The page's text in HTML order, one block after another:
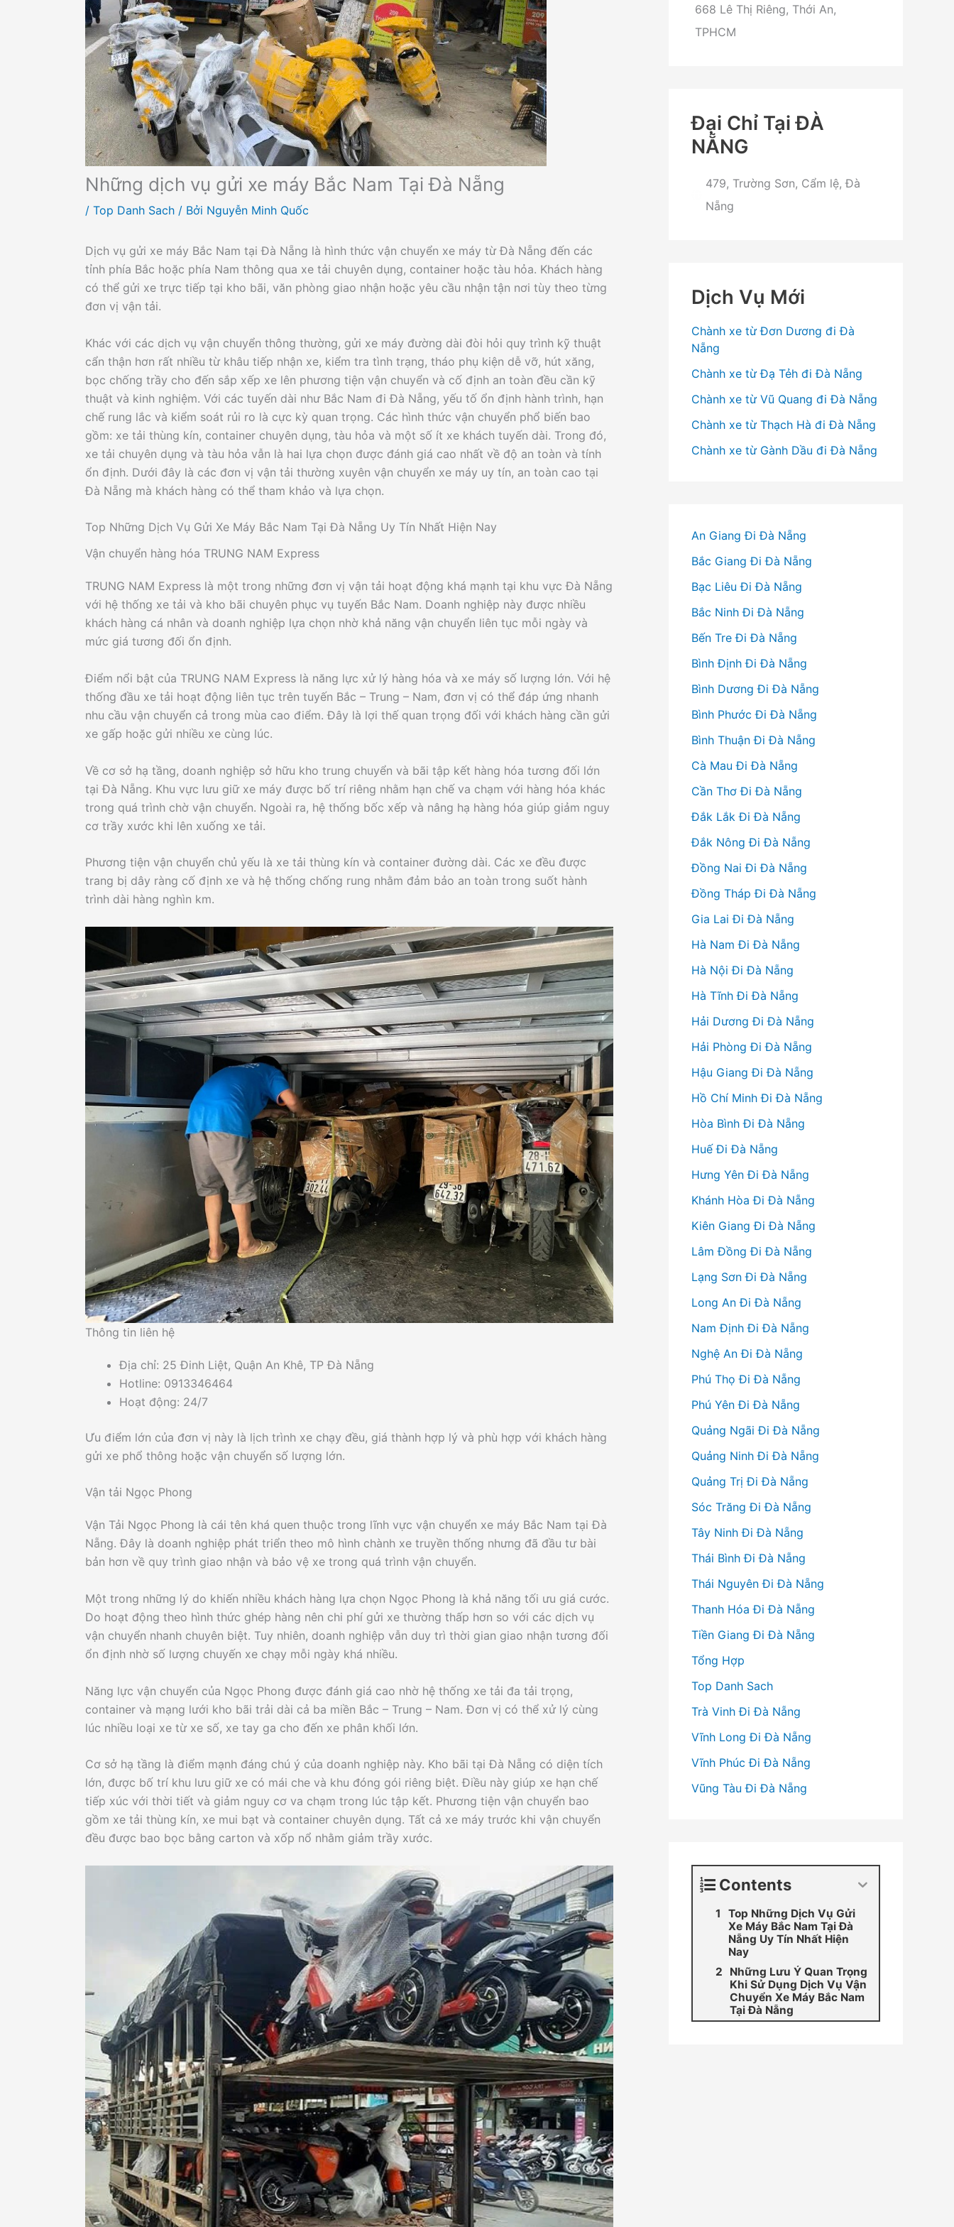
Những dịch vụ gửi xe máy Bắc Nam Tại Đà Nẵng
/ Top Danh Sach / Bởi Nguyễn Minh Quốc
Dịch vụ gửi xe máy Bắc Nam tại Đà Nẵng là hình thức vận chuyển xe máy từ Đà Nẵng đến các
tỉnh phía Bắc hoặc phía Nam thông qua xe tải chuyên dụng, container hoặc tàu hỏa. Khách hàng
có thể gửi xe trực tiếp tại kho bãi, văn phòng giao nhận hoặc yêu cầu nhận tận nơi tùy theo từng
đơn vị vận tải.
Khác với các dịch vụ vận chuyển thông thường, gửi xe máy đường dài đòi hỏi quy trình kỹ thuật
cẩn thận hơn rất nhiều từ khâu tiếp nhận xe, kiểm tra tình trạng, tháo phụ kiện dễ vỡ, hút xăng,
bọc chống trầy cho đến sắp xếp xe lên phương tiện vận chuyển và cố định an toàn đều cần kỹ
thuật và kinh nghiệm. Với các tuyến dài như Bắc Nam đi Đà Nẵng, yếu tố ổn định hành trình, hạn
chế rung lắc và kiểm soát rủi ro là cực kỳ quan trọng. Các hình thức vận chuyển phổ biến bao
gồm: xe tải thùng kín, container chuyên dụng, tàu hỏa và một số ít xe khách tuyến dài. Trong đó,
xe tải chuyên dụng và tàu hỏa vẫn là hai lựa chọn được đánh giá cao nhất về độ an toàn và tính
ổn định. Dưới đây là các đơn vị vận tải thường xuyên vận chuyển xe máy uy tín, an toàn cao tại
Đà Nẵng mà khách hàng có thể tham khảo và lựa chọn.
Top Những Dịch Vụ Gửi Xe Máy Bắc Nam Tại Đà Nẵng Uy Tín Nhất Hiện Nay
Vận chuyển hàng hóa TRUNG NAM Express
TRUNG NAM Express là một trong những đơn vị vận tải hoạt động khá mạnh tại khu vực Đà Nẵng
với hệ thống xe tải và kho bãi chuyên phục vụ tuyến Bắc Nam. Doanh nghiệp này được nhiều
khách hàng cá nhân và doanh nghiệp lựa chọn nhờ khả năng vận chuyển liên tục mỗi ngày và
mức giá tương đối ổn định.
Điểm nổi bật của TRUNG NAM Express là năng lực xử lý hàng hóa và xe máy số lượng lớn. Với hệ
thống đầu xe tải hoạt động liên tục trên tuyến Bắc – Trung – Nam, đơn vị có thể đáp ứng nhanh
nhu cầu vận chuyển cả trong mùa cao điểm. Đây là lợi thế quan trọng đối với khách hàng cần gửi
xe gấp hoặc gửi nhiều xe cùng lúc.
Về cơ sở hạ tầng, doanh nghiệp sở hữu kho trung chuyển và bãi tập kết hàng hóa tương đối lớn
tại Đà Nẵng. Khu vực lưu giữ xe máy được bố trí riêng nhằm hạn chế va chạm với hàng hóa khác
trong quá trình chờ vận chuyển. Ngoài ra, hệ thống bốc xếp và nâng hạ hàng hóa giúp giảm nguy
cơ trầy xước khi lên xuống xe tải.
Phương tiện vận chuyển chủ yếu là xe tải thùng kín và container đường dài. Các xe đều được
trang bị dây ràng cố định xe và hệ thống chống rung nhằm đảm bảo an toàn trong suốt hành
trình dài hàng nghìn km.
Thông tin liên hệ
Địa chỉ: 25 Đinh Liệt, Quận An Khê, TP Đà Nẵng
Hotline: 0913346464
Hoạt động: 24/7
Ưu điểm lớn của đơn vị này là lịch trình xe chạy đều, giá thành hợp lý và phù hợp với khách hàng
gửi xe phổ thông hoặc vận chuyển số lượng lớn.
Vận tải Ngọc Phong
Vận Tải Ngọc Phong là cái tên khá quen thuộc trong lĩnh vực vận chuyển xe máy Bắc Nam tại Đà
Nẵng. Đây là doanh nghiệp phát triển theo mô hình chành xe truyền thống nhưng đã đầu tư bài
bản hơn về quy trình giao nhận và bảo vệ xe trong quá trình vận chuyển.
Một trong những lý do khiến nhiều khách hàng lựa chọn Ngọc Phong là khả năng tối ưu giá cước.
Do hoạt động theo hình thức ghép hàng nên chi phí gửi xe thường thấp hơn so với các dịch vụ
vận chuyển nhanh chuyên biệt. Tuy nhiên, doanh nghiệp vẫn duy trì thời gian giao nhận tương đối
ổn định nhờ số lượng chuyến xe chạy mỗi ngày khá nhiều.
Năng lực vận chuyển của Ngọc Phong được đánh giá cao nhờ hệ thống xe tải đa tải trọng,
container và mạng lưới kho bãi trải dài cả ba miền Bắc – Trung – Nam. Đơn vị có thể xử lý cùng
lúc nhiều loại xe từ xe số, xe tay ga cho đến xe phân khối lớn.
Cơ sở hạ tầng là điểm mạnh đáng chú ý của doanh nghiệp này. Kho bãi tại Đà Nẵng có diện tích
lớn, được bố trí khu lưu giữ xe có mái che và khu đóng gói riêng biệt. Điều này giúp xe hạn chế
tiếp xúc với thời tiết và giảm nguy cơ va chạm trong lúc tập kết. Phương tiện vận chuyển bao
gồm xe tải thùng kín, xe mui bạt và container chuyên dụng. Tất cả xe máy trước khi vận chuyển
đều được bao bọc bằng carton và xốp nổ nhằm giảm trầy xước.
668 Lê Thị Riêng, Thới An,
TPHCM
Đại Chỉ Tại ĐÀ
NẴNG
479, Trường Sơn, Cẩm lệ, Đà
Nẵng
Dịch Vụ Mới
Chành xe từ Đơn Dương đi Đà
Nẵng
Chành xe từ Đạ Tẻh đi Đà Nẵng
Chành xe từ Vũ Quang đi Đà Nẵng
Chành xe từ Thạch Hà đi Đà Nẵng
Chành xe từ Gành Dầu đi Đà Nẵng
An Giang Đi Đà Nẵng
Bắc Giang Đi Đà Nẵng
Bạc Liêu Đi Đà Nẵng
Bắc Ninh Đi Đà Nẵng
Bến Tre Đi Đà Nẵng
Bình Định Đi Đà Nẵng
Bình Dương Đi Đà Nẵng
Bình Phước Đi Đà Nẵng
Bình Thuận Đi Đà Nẵng
Cà Mau Đi Đà Nẵng
Cần Thơ Đi Đà Nẵng
Đắk Lắk Đi Đà Nẵng
Đắk Nông Đi Đà Nẵng
Đồng Nai Đi Đà Nẵng
Đồng Tháp Đi Đà Nẵng
Gia Lai Đi Đà Nẵng
Hà Nam Đi Đà Nẵng
Hà Nội Đi Đà Nẵng
Hà Tĩnh Đi Đà Nẵng
Hải Dương Đi Đà Nẵng
Hải Phòng Đi Đà Nẵng
Hậu Giang Đi Đà Nẵng
Hồ Chí Minh Đi Đà Nẵng
Hòa Bình Đi Đà Nẵng
Huế Đi Đà Nẵng
Hưng Yên Đi Đà Nẵng
Khánh Hòa Đi Đà Nẵng
Kiên Giang Đi Đà Nẵng
Lâm Đồng Đi Đà Nẵng
Lạng Sơn Đi Đà Nẵng
Long An Đi Đà Nẵng
Nam Định Đi Đà Nẵng
Nghệ An Đi Đà Nẵng
Phú Thọ Đi Đà Nẵng
Phú Yên Đi Đà Nẵng
Quảng Ngãi Đi Đà Nẵng
Quảng Ninh Đi Đà Nẵng
Quảng Trị Đi Đà Nẵng
Sóc Trăng Đi Đà Nẵng
Tây Ninh Đi Đà Nẵng
Thái Bình Đi Đà Nẵng
Thái Nguyên Đi Đà Nẵng
Thanh Hóa Đi Đà Nẵng
Tiền Giang Đi Đà Nẵng
Tổng Hợp
Top Danh Sach
Trà Vinh Đi Đà Nẵng
Vĩnh Long Đi Đà Nẵng
Vĩnh Phúc Đi Đà Nẵng
Vũng Tàu Đi Đà Nẵng
Contents
Top Những Dịch Vụ Gửi
Xe Máy Bắc Nam Tại Đà
Nẵng Uy Tín Nhất Hiện
Nay
Những Lưu Ý Quan Trọng
Khi Sử Dụng Dịch Vụ Vận
Chuyển Xe Máy Bắc Nam
Tại Đà Nẵng